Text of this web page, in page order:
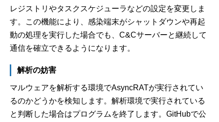
レジストリやタスクスケジューラなどの設定を変更しま
す。この機能により、感染端末がシャットダウンや再起
動の処理を実行した場合でも、C&Cサーバーと継続して
通信を確立できるようになります。
解析の妨害
マルウェアを解析する環境でAsyncRATが実行されてい
るのかどうかを検知します。解析環境で実行されている
と判断した場合はプログラムを終了します。GitHubで公